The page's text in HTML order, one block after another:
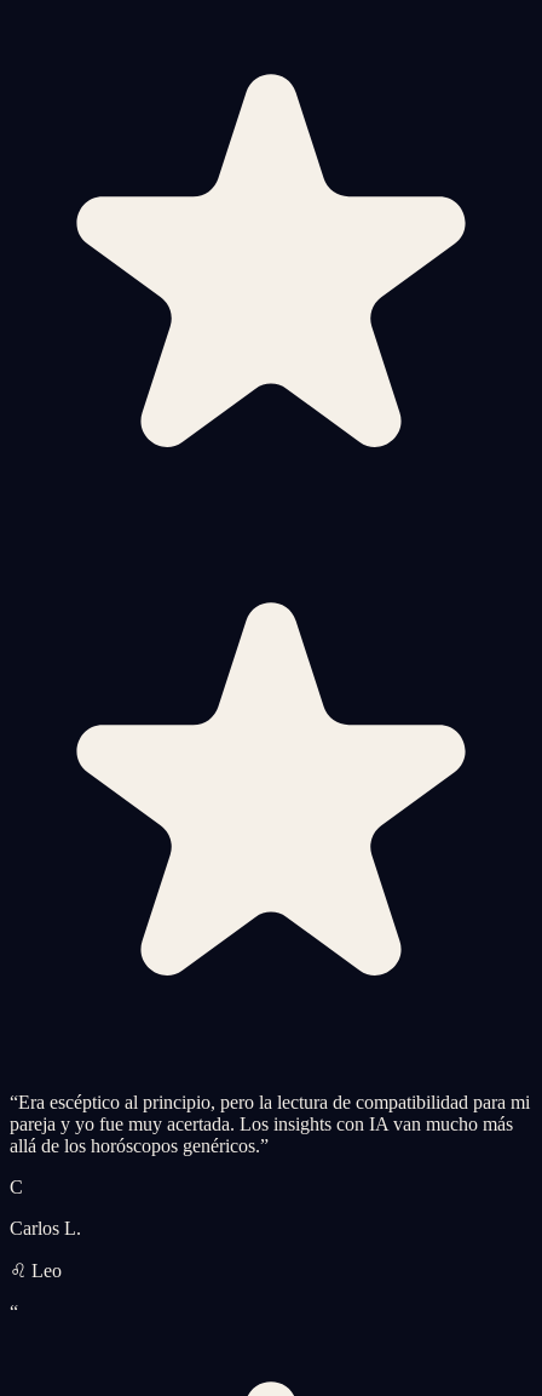
“Era escéptico al principio, pero la lectura de compatibilidad para mi
pareja y yo fue muy acertada. Los insights con IA van mucho más
allá de los horóscopos genéricos.”
C
Carlos L.
♌ Leo
“